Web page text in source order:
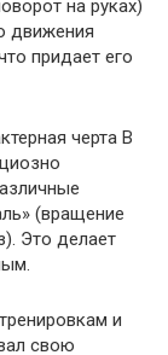
на руках)
движения
придает его
черта B
(вращение
Это делает
и
свою